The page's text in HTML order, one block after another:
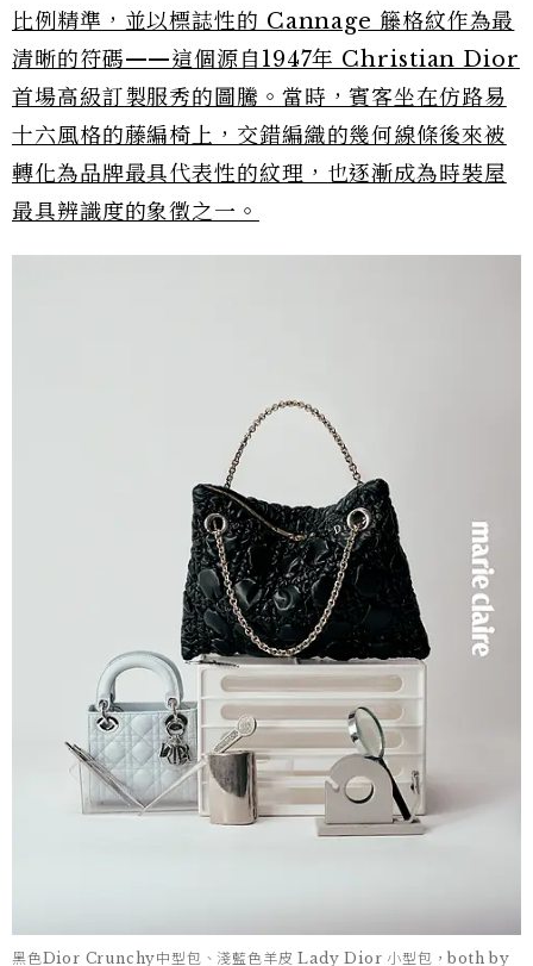
比例精準，並以標誌性的 Cannage 籐格紋作為最
清晰的符碼——這個源自1947年 Christian Dior
首場高級訂製服秀的圖騰。當時，賓客坐在仿路易
十六風格的藤編椅上，交錯編織的幾何線條後來被
轉化為品牌最具代表性的紋理，也逐漸成為時裝屋
最具辨識度的象徵之一。
黑色Dior Crunchy中型包、淺藍色羊皮 Lady Dior 小型包，both by